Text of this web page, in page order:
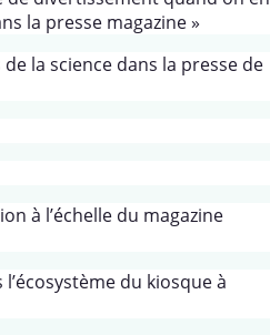
la presse magazine »
la science dans la presse de
à l’échelle du magazine
du kiosque à